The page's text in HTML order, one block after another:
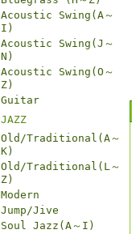
Acoustic Swing(A～
I)
Acoustic Swing(J～
N)
Acoustic Swing(O～
Z)
Guitar
JAZZ
Old/Traditional(A～
K)
Old/Traditional(L～
Z)
Modern
Jump/Jive
Soul Jazz(A～I)